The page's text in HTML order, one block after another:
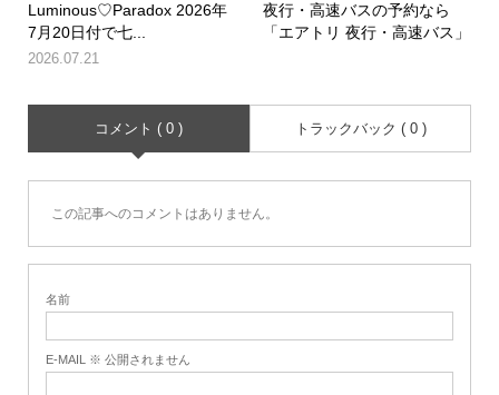
Luminous♡Paradox 2026年
7月20日付で七...
2026.07.21
夜行・高速バスの予約なら
「エアトリ 夜行・高速バス」
コメント ( 0 ) トラックバック ( 0 )
この記事へのコメントはありません。
名前
E-MAIL ※ 公開されません